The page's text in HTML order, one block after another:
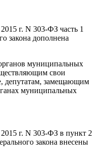
г. N 303-ФЗ часть 1
закона дополнена
муниципальных
свои
депутатам, замещающим
муниципальных
2015 г. N 303-ФЗ в пункт 2
закона внесены